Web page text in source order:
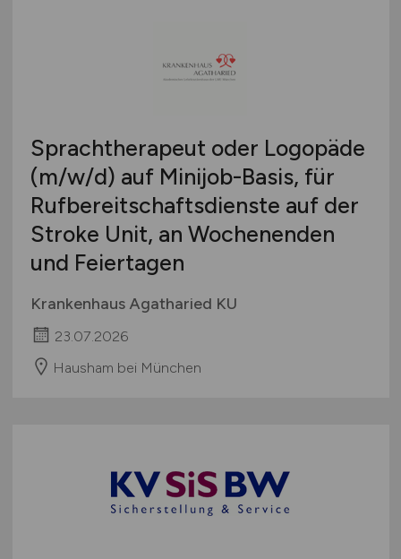
Sprachtherapeut oder Logopäde
(m/w/d) auf Minijob-Basis, für
Rufbereitschaftsdienste auf der
Stroke Unit, an Wochenenden
und Feiertagen
Krankenhaus Agatharied KU
23.07.2026
Hausham bei München